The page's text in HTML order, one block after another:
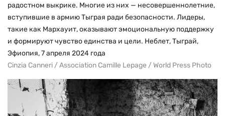
радостном выкрике. Многие из них — несовершеннолетние,
вступившие в армию Тыграя ради безопасности. Лидеры,
такие как Мархауит, оказывают эмоциональную поддержку
и формируют чувство единства и цели. Неблет, Тыграй,
Эфиопия, 7 апреля 2024 года
Cinzia Canneri / Association Camille Lepage / World Press Photo